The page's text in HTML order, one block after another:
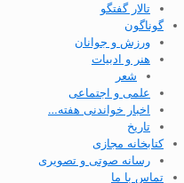
تالار گفتگو
گوناگون
ورزش و جوانان
هنر و ادبیات
شعر
علمی و اجتماعی
اخبار خواندنی هفته…
تاریخ
کتابخانه مجازی
رسانه صوتی و تصویری
تماس با ما